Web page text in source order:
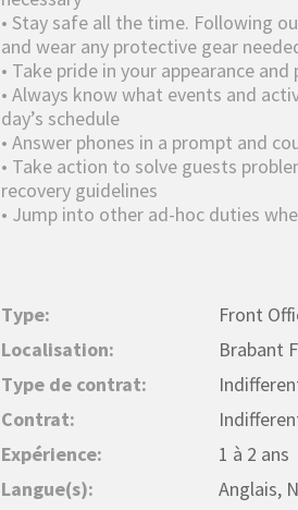
• Stay safe all the time. Following
and wear any protective gear
• Take pride in your appearance
• Always know what events and
day’s schedule
• Answer phones in a prompt and
• Take action to solve guests
recovery guidelines
• Jump into other ad-hoc duties
Type:
Front
Localisation:
Brabant
Type de contrat:
Contrat:
Expérience:
1 à 2 ans
Langue(s):
Anglais,